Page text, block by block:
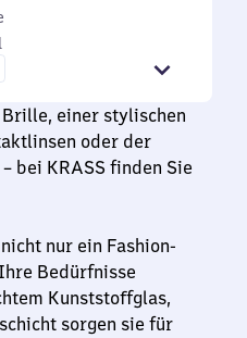
Brille, einer stylischen
oder der
bei KRASS finden Sie
nur ein Fashion-
Bedürfnisse
Kunststoffglas,
sorgen sie für